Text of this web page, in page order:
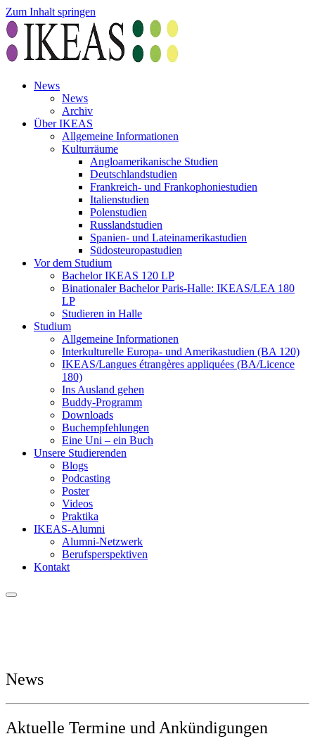
Zum Inhalt springen
News
News
Archiv
Über IKEAS
Allgemeine Informationen
Kulturräume
Angloamerikanische Studien
Deutschlandstudien
Frankreich- und Frankophoniestudien
Italienstudien
Polenstudien
Russlandstudien
Spanien- und Lateinamerikastudien
Südosteuropastudien
Vor dem Studium
Bachelor IKEAS 120 LP
Binationaler Bachelor Paris-Halle: IKEAS/LEA 180
LP
Studieren in Halle
Studium
Allgemeine Informationen
Interkulturelle Europa- und Amerikastudien (BA 120)
IKEAS/Langues étrangères appliquées (BA/Licence
180)
Ins Ausland gehen
Buddy-Programm
Downloads
Buchempfehlungen
Eine Uni – ein Buch
Unsere Studierenden
Blogs
Podcasting
Poster
Videos
Praktika
IKEAS-Alumni
Alumni-Netzwerk
Berufsperspektiven
Kontakt
News
Aktuelle Termine und Ankündigungen